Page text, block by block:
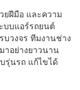
ยฝีมือ และความ
บบแอร์รถยนต์
วงจร ทีมงานช่าง
อย่างยาวนาน
รุ่นรถ แก้ไขได้